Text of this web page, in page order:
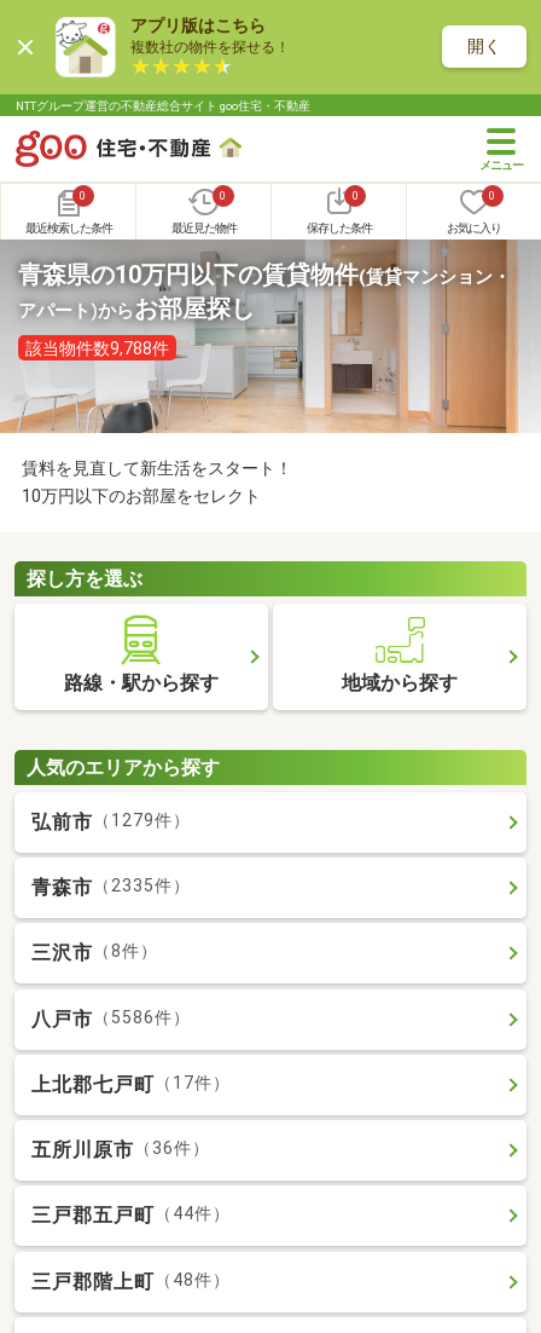
アプリ版はこちら
複数社の物件を探せる！ 開く
NTTグループ運営の不動産総合サイト goo住宅・不動産
0
最近検索した条件
0
最近見た物件
0
保存した条件
0
お気に入り
青森県の10万円以下の賃貸物件(賃貸マンション・
アパート)からお部屋探し
該当物件数9,788件
賃料を見直して新生活をスタート！
10万円以下のお部屋をセレクト
探し方を選ぶ
路線・駅から探す 地域から探す
人気のエリアから探す
弘前市 （1279件）
青森市 （2335件）
三沢市 （8件）
八戸市 （5586件）
上北郡七戸町 （17件）
五所川原市 （36件）
三戸郡五戸町 （44件）
三戸郡階上町 （48件）